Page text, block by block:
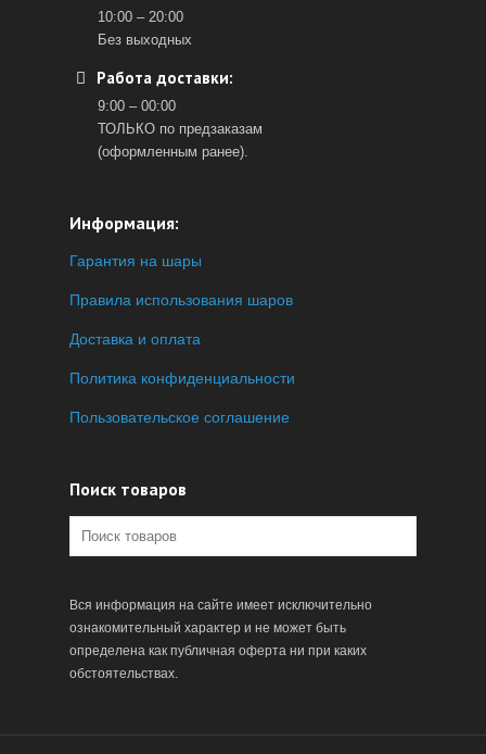
10:00 – 20:00
Без выходных
Работа доставки:
9:00 – 00:00
ТОЛЬКО по предзаказам
(оформленным ранее).
Информация:
Гарантия на шары
Правила использования шаров
Доставка и оплата
Политика конфиденциальности
Пользовательское соглашение
Поиск товаров
Вся информация на сайте имеет исключительно
ознакомительный характер и не может быть
определена как публичная оферта ни при каких
обстоятельствах.